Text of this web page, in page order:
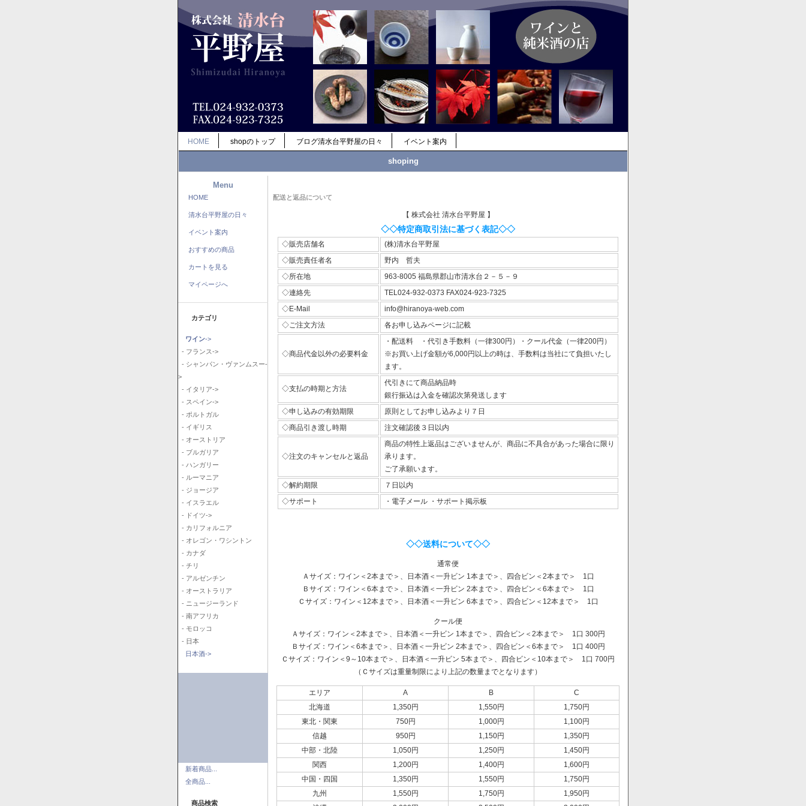
HOME shopのトップ ブログ清水台平野屋の日々 イベント案内
shoping
Menu
HOME
清水台平野屋の日々
イベント案内
おすすめの商品
カートを見る
マイページへ
カテゴリ
ワイン->
- フランス->
- シャンパン・ヴァンムスー-
>
- イタリア->
- スペイン->
- ポルトガル
- イギリス
- オーストリア
- ブルガリア
- ハンガリー
- ルーマニア
- ジョージア
- イスラエル
- ドイツ->
- カリフォルニア
- オレゴン・ワシントン
- カナダ
- チリ
- アルゼンチン
- オーストラリア
- ニュージーランド
- 南アフリカ
- モロッコ
- 日本
日本酒->
新着商品...
全商品...
商品検索
配送と返品について
【 株式会社 清水台平野屋 】
◇◇特定商取引法に基づく表記◇◇
◇販売店舗名
(株)清水台平野屋
◇販売責任者名
野内 哲夫
◇所在地
963-8005 福島県郡山市清水台２－５－９
◇連絡先
TEL024-932-0373 FAX024-923-7325
◇E-Mail
info@hiranoya-web.com
◇ご注文方法
各お申し込みページに記載
◇商品代金以外の必要料金
・配送料 ・代引き手数料（一律300円）・クール代金（一律200円）
※お買い上げ金額が6,000円以上の時は、手数料は当社にて負担いたし
ます。
◇支払の時期と方法
代引きにて商品納品時
銀行振込は入金を確認次第発送します
◇申し込みの有効期限
原則としてお申し込みより７日
◇商品引き渡し時期
注文確認後３日以内
◇注文のキャンセルと返品
商品の特性上返品はございませんが、商品に不具合があった場合に限り
承ります。
ご了承願います。
◇解約期限
７日以内
◇サポート
・電子メール ・サポート掲示板
◇◇送料について◇◇
通常便
Ａサイズ：ワイン＜2本まで＞、日本酒＜一升ビン 1本まで＞、四合ビン＜2本まで＞ 1口
Ｂサイズ：ワイン＜6本まで＞、日本酒＜一升ビン 2本まで＞、四合ビン＜6本まで＞ 1口
Ｃサイズ：ワイン＜12本まで＞、日本酒＜一升ビン 6本まで＞、四合ビン＜12本まで＞ 1口
クール便
Ａサイズ：ワイン＜2本まで＞、日本酒＜一升ビン 1本まで＞、四合ビン＜2本まで＞ 1口 300円
Ｂサイズ：ワイン＜6本まで＞、日本酒＜一升ビン 2本まで＞、四合ビン＜6本まで＞ 1口 400円
Ｃサイズ：ワイン＜9～10本まで＞、日本酒＜一升ビン 5本まで＞、四合ビン＜10本まで＞ 1口 700円
（Ｃサイズは重量制限により上記の数量までとなります）
エリア A B
C
北海道
1,350円 1,550円
1,750円
東北・関東
750円 1,000円
1,100円
信越
950円 1,150円
1,350円
中部・北陸
1,050円 1,250円
1,450円
関西
1,200円 1,400円
1,600円
中国・四国
1,350円 1,550円
1,750円
九州
1,550円 1,750円
1,950円